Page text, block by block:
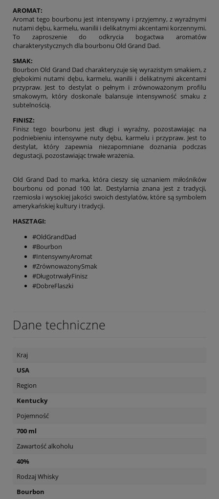
AROMAT:
Aromat tego bourbonu jest intensywny i przyjemny, z wyraźnymi
nutami dębu, karmelu, wanilii i delikatnymi akcentami korzennymi.
To zaproszenie do odkrycia bogactwa aromatów
charakterystycznych dla bourbonu Old Grand Dad.
SMAK:
Bourbon Old Grand Dad charakteryzuje się wyrazistym smakiem, z
głębokimi nutami dębu, karmelu, wanilii i delikatnymi akcentami
przypraw. Jest to destylat o pełnym i zrównoważonym profilu
smakowym, który doskonale balansuje intensywność smaku z
subtelnością.
FINISZ:
Finisz tego bourbonu jest długi i wyraźny, pozostawiając na
podniebieniu intensywne nuty dębu, karmelu i przypraw. Jest to
destylat, który zapewnia niezapomniane doznania podczas
degustacji, pozostawiając trwałe wrażenia.
Old Grand Dad to marka, która cieszy się uznaniem miłośników
bourbonu od ponad 100 lat. Destylarnia znana jest z tradycji,
rzemiosła i wysokiej jakości swoich destylatów, które są symbolem
amerykańskiej kultury i tradycji.
HASZTAGI:
#OldGrandDad
#Bourbon
#IntensywnyAromat
#ZrównoważonySmak
#DługotrwałyFinisz
#DobreFlaszki
Dane techniczne
Kraj
USA
Region
Kentucky
Pojemność
700 ml
Zawartość alkoholu
40%
Rodzaj Whisky
Bourbon